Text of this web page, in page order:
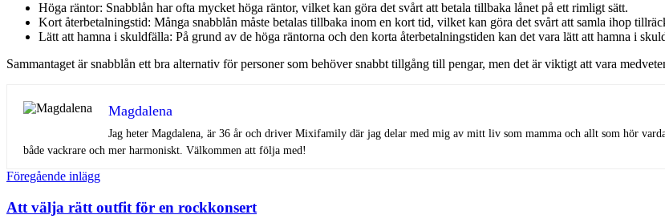
Höga räntor: Snabblån har ofta mycket höga räntor, vilket kan göra det svårt att betala tillbaka lånet på ett rimligt sätt.
Kort återbetalningstid: Många snabblån måste betalas tillbaka inom en kort tid, vilket kan göra det svårt att samla ihop
Lätt att hamna i skuldfälla: På grund av de höga räntorna och den korta återbetalningstiden kan det vara lätt att hamna i
Sammantaget är snabblån ett bra alternativ för personer som behöver snabbt tillgång till pengar, men det är viktigt att vara
Magdalena
Jag heter Magdalena, är 36 år och driver Mixifamily där jag delar med mig av mitt liv som mamma och allt som hör
både vackrare och mer harmoniskt. Välkommen att följa med!
Inläggsnavigering
Föregående inlägg
Att välja rätt outfit för en rockkonsert